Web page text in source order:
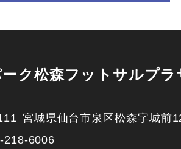
ク松森フットサルプラ
宮城県仙台市泉区松森字城前
218-6006